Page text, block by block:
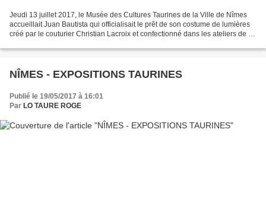
Jeudi 13 juillet 2017, le Musée des Cultures Taurines de la Ville de Nîmes
accueillait Juan Bautista qui officialisait le prêt de son costume de lumières
créé par le couturier Christian Lacroix et confectionné dans les ateliers de la
NÎMES - EXPOSITIONS TAURINES
Publié le 19/05/2017 à 16:01
Par LO TAURE ROGE